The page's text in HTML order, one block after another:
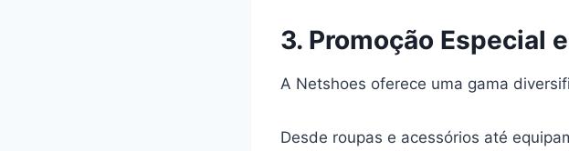
3. Promoção Especial
A Netshoes oferece uma gama
Desde roupas e acessórios até